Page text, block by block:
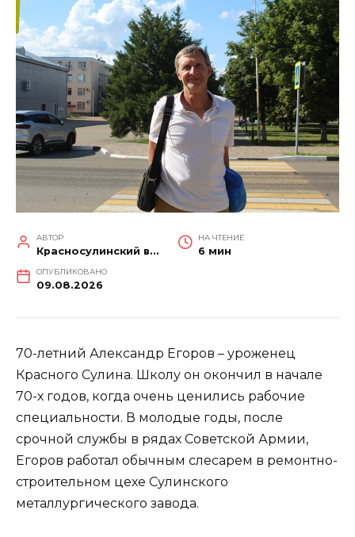
АВТОР
Красносулинский вестник
НА ЧТЕНИЕ
6 мин
ОПУБЛИКОВАНО
09.08.2026
70-летний Александр Егоров – уроженец
Красного Сулина. Школу он окончил в начале
70-х годов, когда очень ценились рабочие
специальности. В молодые годы, после
срочной службы в рядах Советской Армии,
Егоров работал обычным слесарем в ремонтно-
строительном цехе Сулинского
металлургического завода.